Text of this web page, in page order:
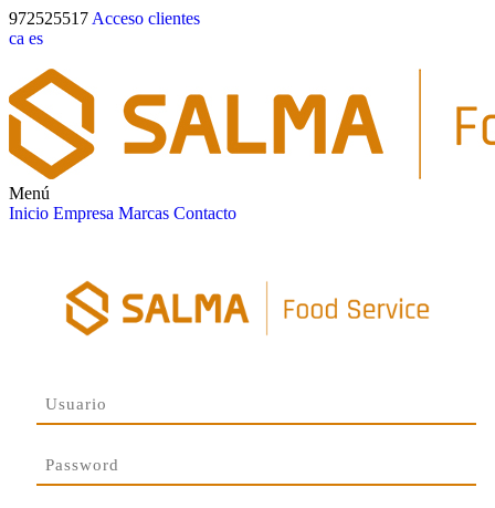
972525517 Acceso clientes
ca es
Menú
Inicio Empresa Marcas Contacto